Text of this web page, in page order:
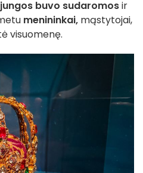
buvo sudaromosir
menininkai, mąstytojai,
visuomenę.